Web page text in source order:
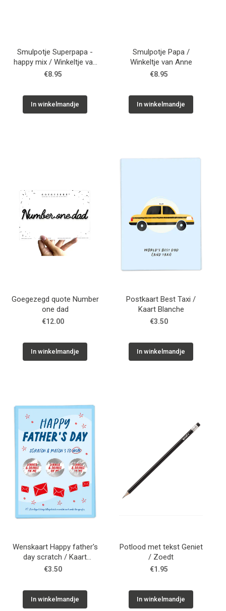
Smulpotje Superpapa -
happy mix / Winkeltje van
Anne
€8.95
In winkelmandje
Smulpotje Papa /
Winkeltje van Anne
€8.95
In winkelmandje
Goegezegd quote Number
one dad
€12.00
In winkelmandje
Postkaart Best Taxi /
Kaart Blanche
€3.50
In winkelmandje
Wenskaart Happy father's
day scratch / Kaart
Blanche
€3.50
In winkelmandje
Potlood met tekst Geniet
/ Zoedt
€1.95
In winkelmandje